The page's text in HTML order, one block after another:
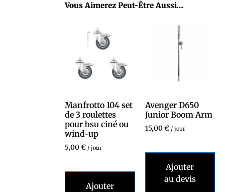
Vous Aimerez Peut-Être Aussi…
Manfrotto 104 set
de 3 roulettes
pour bsu ciné ou
wind-up
5,00€ / jour
Ajouter
Avenger D650
Junior Boom Arm
15,00€ / jour
Ajouter
au devis